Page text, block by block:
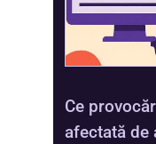
Ce
afectată de